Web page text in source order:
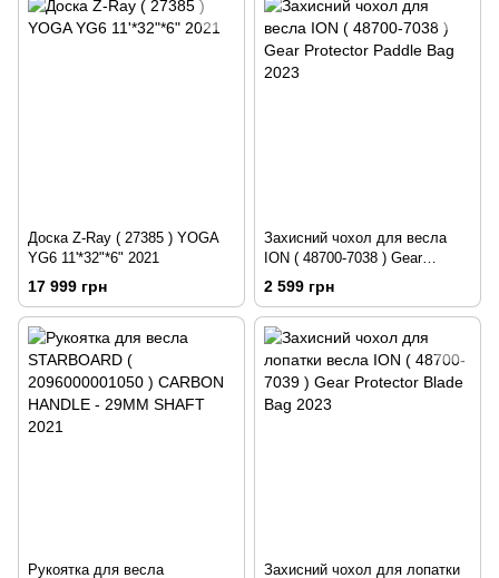
Доска Z-Ray ( 27385 ) YOGA
YG6 11'*32"*6" 2021
17 999 грн
Захисний чохол для весла
ION ( 48700-7038 ) Gear
Protector Paddle Bag 2023
2 599 грн
Рукоятка для весла
Захисний чохол для лопатки